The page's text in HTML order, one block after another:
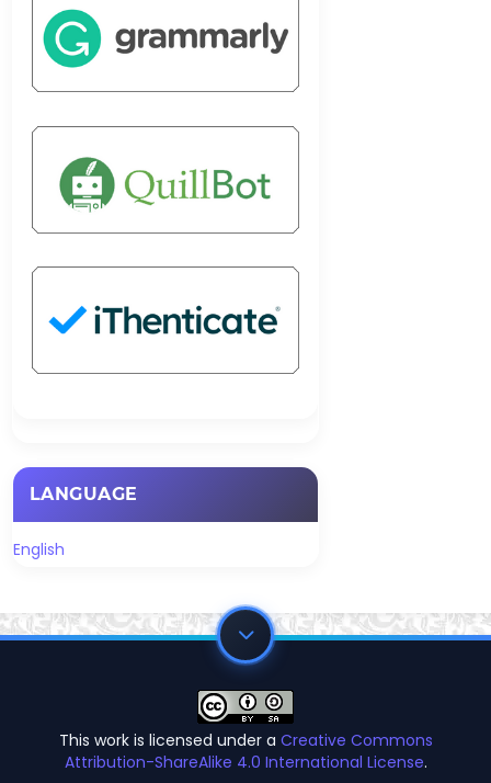
LANGUAGE
English
This work is licensed under a Creative Commons
Attribution-ShareAlike 4.0 International License.